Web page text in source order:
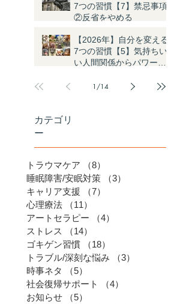
7つの習慣【7】禁忌事項
②反省をやめる
【2026年】自分を変える
7つの習慣【5】気持ちい
い人間関係からパワーを
1 /14
カテゴリ
ー
トラウマケア （8）
睡眠障害/安眠対策
（3）
キャリア支援
（7）
心理療法
（11）
アートセラピー
（4）
ストレス
（14）
ゴキゲン習慣
（18）
トラブル/深刻な悩み
（3）
時事ネタ
（5）
社会復帰サポート
（4）
お知らせ
（5）